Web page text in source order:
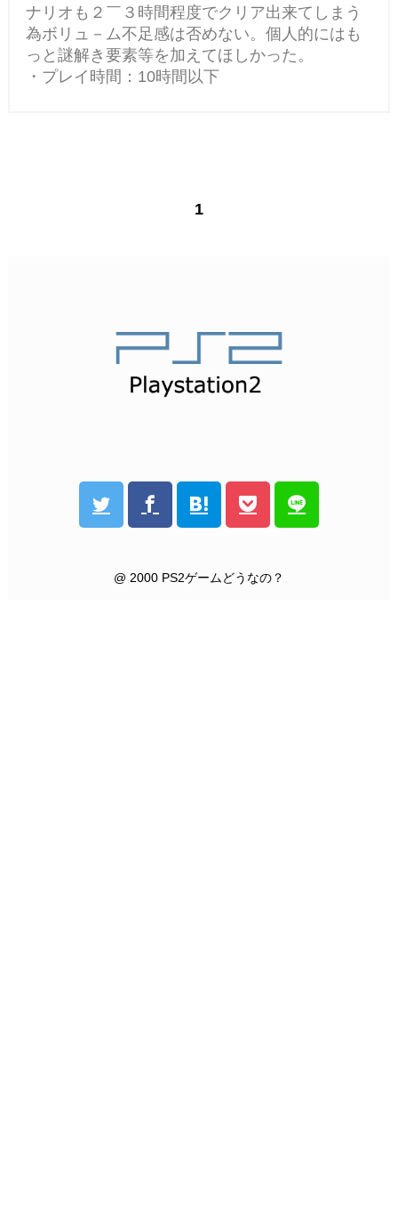
ナリオも２￣３時間程度でクリア出来てしまう
為ボリュ－ム不足感は否めない。個人的にはも
っと謎解き要素等を加えてほしかった。
・プレイ時間：10時間以下
1
@ 2000 PS2ゲームどうなの？